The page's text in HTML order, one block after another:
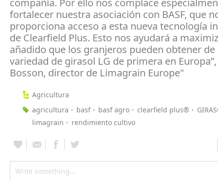
compañía. Por ello nos complace
fortalecer nuestra asociación con BASF, que
proporciona acceso a esta nueva tecnología
de Clearfield Plus. Esto nos ayudará a
añadido que los granjeros pueden obtener
variedad de girasol LG de primera en Europa”,
Bosson, director de Limagrain Europe"
Agricultura
agricultura
basf basf agro clearfield plus®
limagrain
rendimiento cultivo